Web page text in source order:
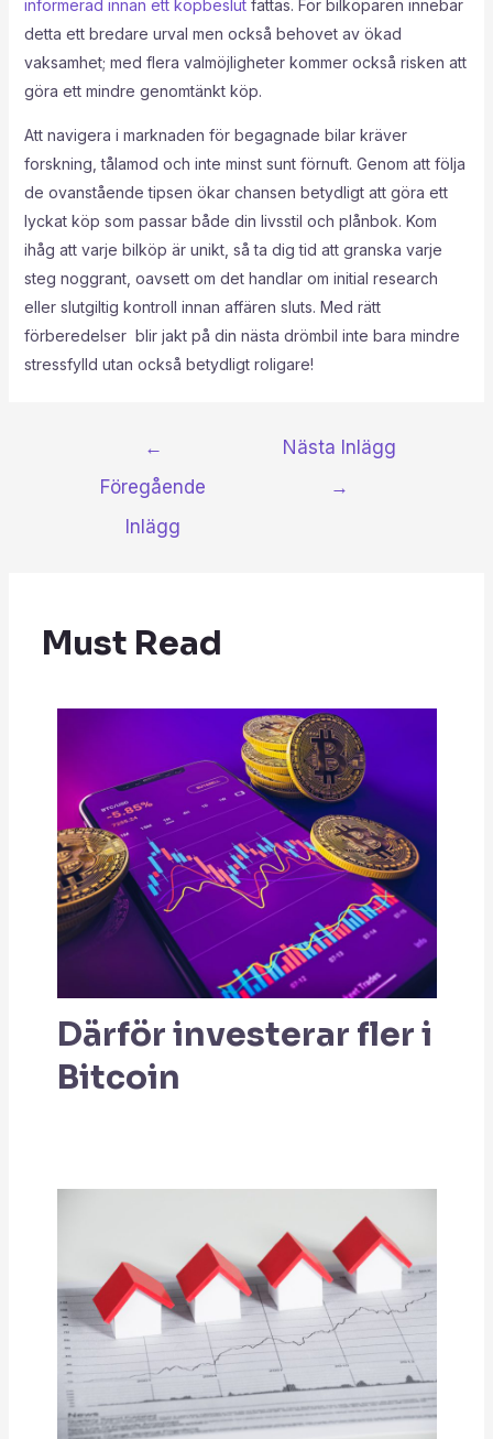
informerad innan ett köpbeslutfattas. För bilköparen innebär
detta ett bredare urval men också behovet av ökad
vaksamhet; med flera valmöjligheter kommer också risken att
göra ett mindre genomtänkt köp.
Att navigera i marknaden för begagnade bilar kräver
forskning, tålamod och inte minst sunt förnuft. Genom att följa
de ovanstående tipsen ökar chansen betydligt att göra ett
lyckat köp som passar både din livsstil och plånbok. Kom
ihåg att varje bilköp är unikt, så ta dig tid att granska varje
steg noggrant, oavsett om det handlar om initial research
eller slutgiltig kontroll innan affären sluts. Med rätt
förberedelser blir jakt på din nästa drömbil inte bara mindre
stressfylld utan också betydligt roligare!
←
Föregående
Inlägg
Nästa Inlägg
→
Must Read
Därför investerar fler i
Bitcoin